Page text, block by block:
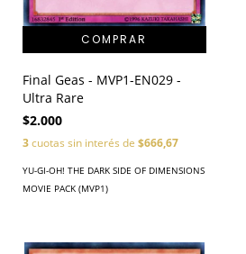
Final Geas - MVP1-EN029 -
Ultra Rare
$2.000
3cuotas sin interés de $666,67
YU-GI-OH! THE DARK SIDE OF DIMENSIONS
MOVIE PACK (MVP1)